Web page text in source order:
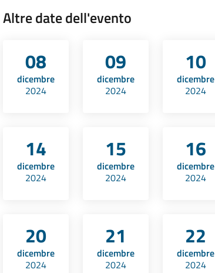
Altre date dell'evento
08
dicembre
2024
09
dicembre
2024
10
dicembre
2024
14
dicembre
2024
15
dicembre
2024
16
dicembre
2024
20
dicembre
2024
21
dicembre
2024
22
dicembre
2024